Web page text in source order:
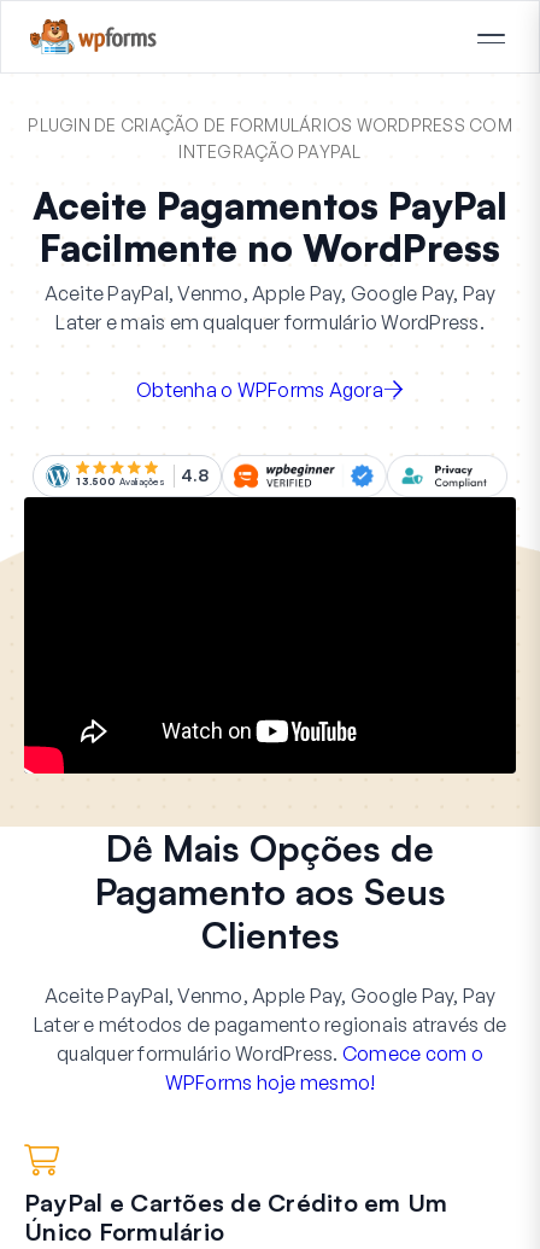
PLUGIN DE CRIAÇÃO DE FORMULÁRIOS WORDPRESS COM
INTEGRAÇÃO PAYPAL
Aceite Pagamentos PayPal
Facilmente no WordPress
Aceite PayPal, Venmo, Apple Pay, Google Pay, Pay
Later e mais em qualquer formulário WordPress.
Obtenha o WPForms Agora
13.500 Avaliações 4.8
Dê Mais Opções de
Pagamento aos Seus
Clientes
Aceite PayPal, Venmo, Apple Pay, Google Pay, Pay
Later e métodos de pagamento regionais através de
qualquer formulário WordPress. Comece com o
WPForms hoje mesmo!
PayPal e Cartões de Crédito em Um
Único Formulário